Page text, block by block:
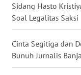
Sidang Hasto
Soal Legalitas Saksi
Cinta Segitiga dan
Bunuh Jurnalis
SUBANG
SUKABUMI
WN